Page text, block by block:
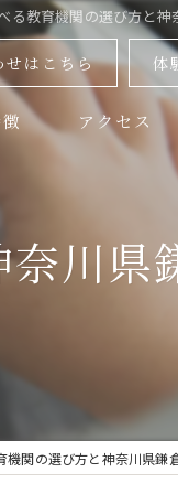
る教育機関の選び方と
せはこちら 体
アクセス
川県
機関の選び方と神奈川県鎌